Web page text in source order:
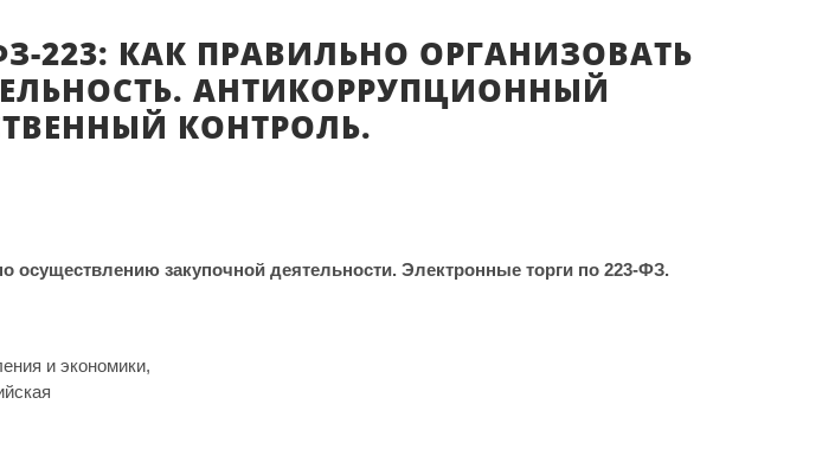
223: КАК ПРАВИЛЬНО ОРГАНИЗОВАТЬ
АНТИКОРРУПЦИОННЫЙ
КОНТРОЛЬ.
осуществлению закупочной деятельности. Электронные торги по 223-ФЗ.
и экономики,